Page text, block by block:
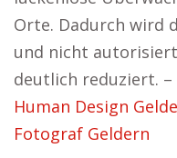
Orte. Dadurch wird
und nicht
deutlich reduziert. –
Human Design
Fotograf Geldern